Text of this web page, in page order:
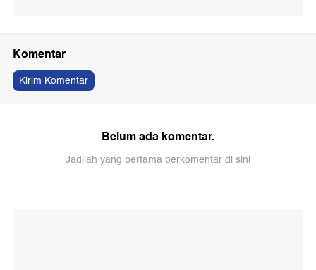
Komentar
Kirim Komentar
Belum ada komentar.
Jadilah yang pertama berkomentar di sini